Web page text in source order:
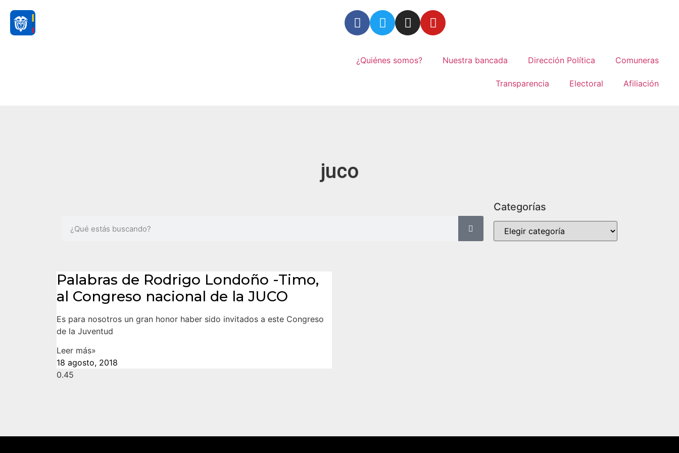
¿Quiénes somos? Nuestra bancada Dirección Política Comuneras
Transparencia Electoral Afiliación
juco
Categorías
Palabras de Rodrigo Londoño -Timo,
al Congreso nacional de la JUCO
Es para nosotros un gran honor haber sido invitados a este Congreso
de la Juventud
Leer más»
18 agosto, 2018